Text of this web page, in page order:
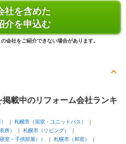
ームが大成功し、大変満足してお
な打ち合わせのおかげで、理想通
さんたちの技術力も素晴らしく、
ました。こちらの要望に柔軟に対
工事をご依頼いただきまして、
ョールームにお付き合い
詳細を丁寧に手書きして
社を含めた
介を申込む
会社をご紹介できない場合があります。
載中のリフォーム会社ランキ
札幌市（浴室・ユニットバス）
所）
札幌市（リビング）
室・子供部屋））
札幌市（和室）